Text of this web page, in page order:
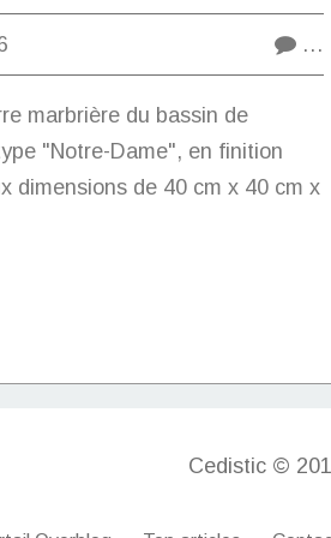
…
marbrière du bassin de
"Notre-Dame", en finition
dimensions de 40 cm x 40 cm x
Cedistic ©